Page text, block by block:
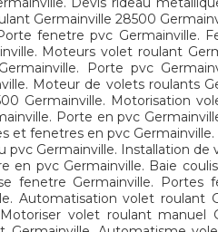
Germainville 28500
fenetre pvc Germainville.
Moteurs volet roulant
Porte pvc
Moteur de volets roulants
Germainville. Motorisation
Porte en pvc
fenetres en pvc
Germainville. Installation
pvc Germainville. Baie
fenetre Germainville.
Automatisation volet roulant
volet roulant